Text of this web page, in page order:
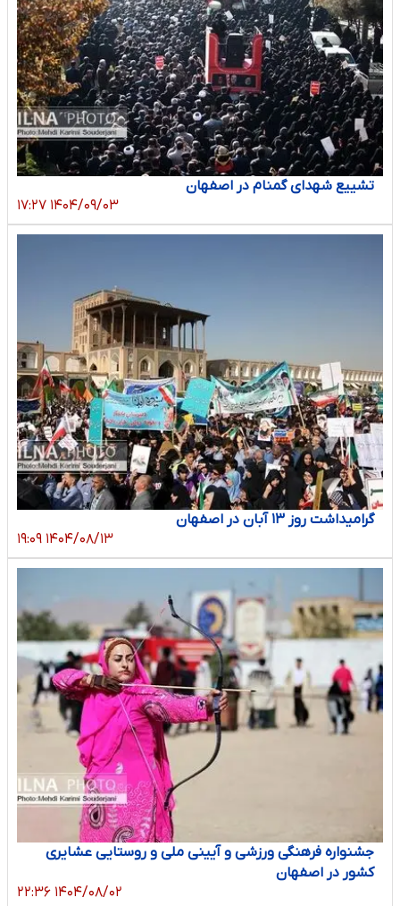
تشییع شهدای گمنام در اصفهان
۱۴۰۴/۰۹/۰۳ ۱۷:۲۷
گرامیداشت روز ۱۳ آبان در اصفهان
۱۴۰۴/۰۸/۱۳ ۱۹:۰۹
جشنواره فرهنگی ورزشی و آیینی ملی و روستایی عشایری
کشور در اصفهان
۱۴۰۴/۰۸/۰۲ ۲۲:۳۶